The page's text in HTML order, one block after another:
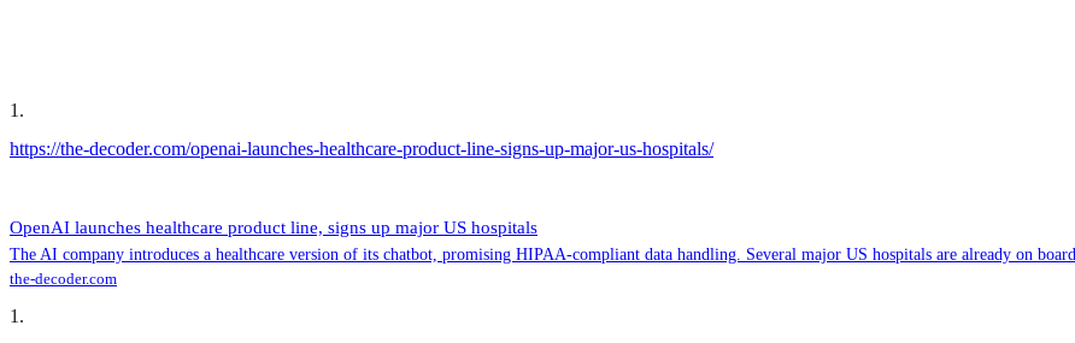
1 .
https://the-decoder.com/openai-launches-healthcare-product-line-signs-up-major-us-hospitals/
OpenAI launches healthcare product line, signs up major US hospitals
The AI company introduces a healthcare version of its chatbot, promising HIPAA-compliant data handling. Several major US hospitals are already on board.
the-decoder.com
1 .